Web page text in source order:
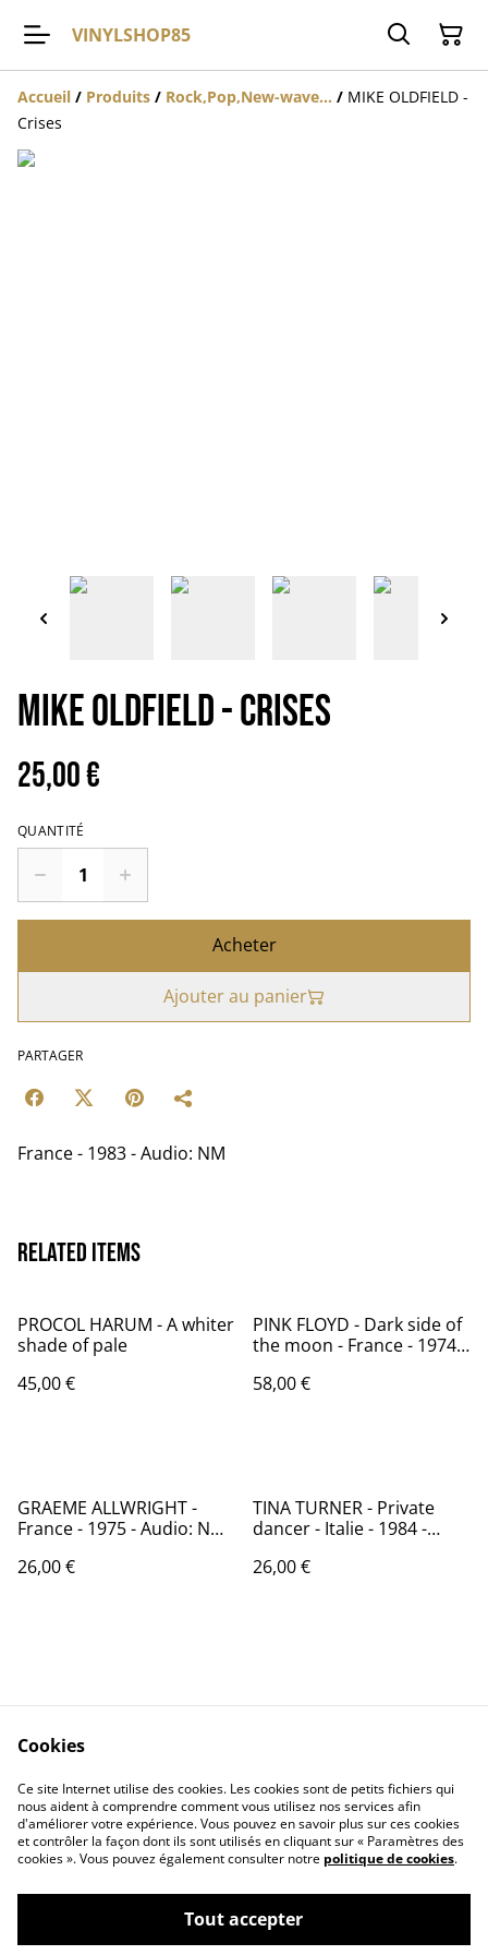
VINYLSHOP85
Accueil / Produits / Rock,Pop,New-wave... / MIKE OLDFIELD -
Crises
MIKE OLDFIELD - Crises
25,00 €
QUANTITÉ
Acheter
Ajouter au panier
PARTAGER
France - 1983 - Audio: NM
Related items
PROCOL HARUM - A whiter
shade of pale
45,00 €
PINK FLOYD - Dark side of
the moon - France - 1974-
MARCONI EMI 2C 064-
58,00 €
GRAEME ALLWRIGHT -
France - 1975 - Audio: NM -
26,00 €
TINA TURNER - Private
dancer - Italie - 1984 -
Records 2401521
26,00 €
Politique de
confidentialité
Politique de cookies
Calendrier:
Brocantes,Bourse...
Cookies
Ce site Internet utilise des cookies. Les cookies sont de petits fichiers qui
nous aident à comprendre comment vous utilisez nos services afin
d'améliorer votre expérience. Vous pouvez en savoir plus sur ces cookies
et contrôler la façon dont ils sont utilisés en cliquant sur « Paramètres des
cookies ». Vous pouvez également consulter notre politique de cookies.
Tout accepter